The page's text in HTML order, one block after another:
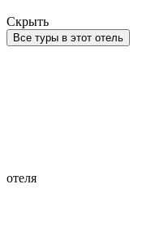
Скрыть
Все туры в этот отель
отеля